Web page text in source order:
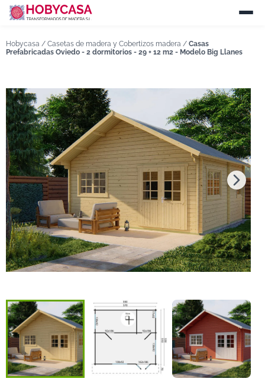
Hobycasa / Casetas de madera y Cobertizos madera / Casas
Prefabricadas Oviedo - 2 dormitorios - 29 + 12 m2 - Modelo Big Llanes